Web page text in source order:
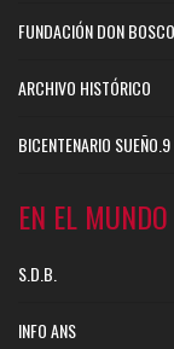
FUNDACIÓN DON BOSCO
ARCHIVO HISTÓRICO
BICENTENARIO SUEÑO.9
EN EL MUNDO
S.D.B.
INFO ANS